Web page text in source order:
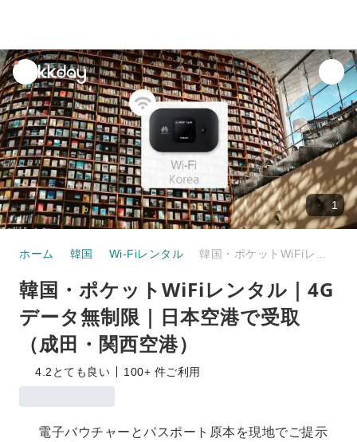
unread
notifications
1
ホーム 韓国 Wi-Fiレンタル
韓国・ポケットWiFiレンタル｜4G
データ無制限｜日本空港で受取
（成田・関西空港）
4.2 とても良い 100+ 件ご利用
電子バウチャーとパスポート原本を現地でご提示